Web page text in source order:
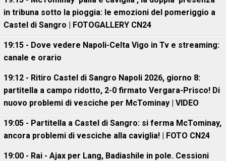
in tribuna sotto la pioggia: le emozioni del pomeriggio a
Castel di Sangro | FOTOGALLERY CN24
19:15 - Dove vedere Napoli-Celta Vigo in Tv e streaming:
canale e orario
19:12 - Ritiro Castel di Sangro Napoli 2026, giorno 8:
partitella a campo ridotto, 2-0 firmato Vergara-Prisco! Di
nuovo problemi di vesciche per McTominay | VIDEO
19:05 - Partitella a Castel di Sangro: si ferma McTominay,
ancora problemi di vesciche alla caviglia! | FOTO CN24
19:00 - Rai - Ajax per Lang, Badiashile in pole. Cessioni